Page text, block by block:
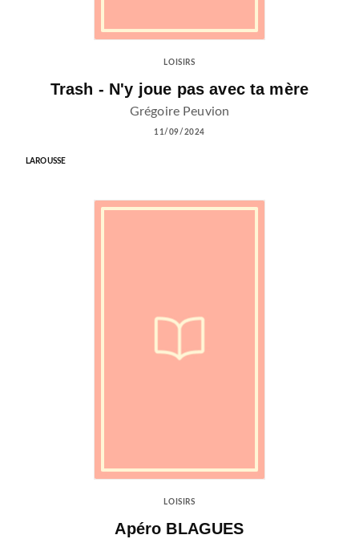
LOISIRS
Trash - N'y joue pas avec ta mère
Grégoire Peuvion
11/09/2024
LAROUSSE
LOISIRS
Apéro BLAGUES